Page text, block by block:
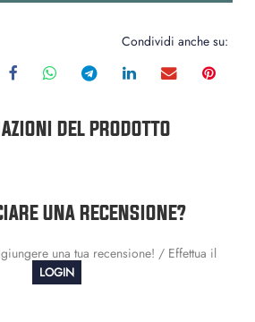
Condividi anche su:
DEL PRODOTTO
UNA RECENSIONE?
una tua recensione! / Effettua il
LOGIN